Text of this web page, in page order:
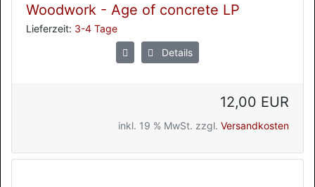
Woodwork - Age of concrete LP
Lieferzeit: 3-4 Tage
Details
12,00 EUR
inkl. 19 % MwSt. zzgl. Versandkosten